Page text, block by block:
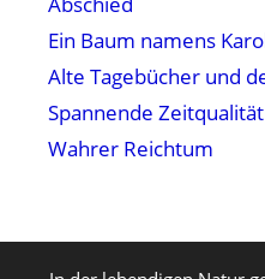
Ein Baum namens
Alte Tagebücher und
Spannende
Wahrer Reichtum